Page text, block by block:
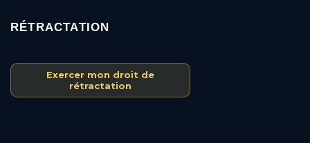
RÉTRACTATION
Exercer mon droit de
rétractation